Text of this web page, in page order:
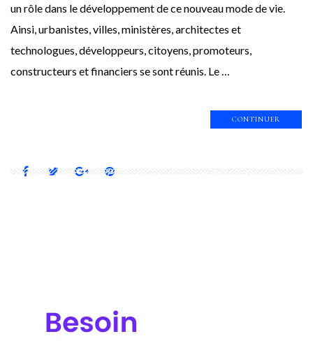
un rôle dans le développement de ce nouveau mode de vie.
Ainsi, urbanistes, villes, ministères, architectes et
technologues, développeurs, citoyens, promoteurs,
constructeurs et financiers se sont réunis. Le …
CONTINUER